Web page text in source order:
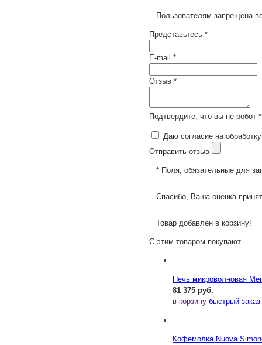
Пользователям запрещена
Представьтесь *
E-mail *
Отзыв *
Подтвердите, что вы не робот *
Даю согласие на
Отправить отзыв
* Поля, обязательные для
Спасибо, Ваша оценка
Товар добавлен в корзину!
С этим товаром покупают
Печь микроволновая
81 375 руб.
в корзину быстрый заказ
Кофемолка Nuova